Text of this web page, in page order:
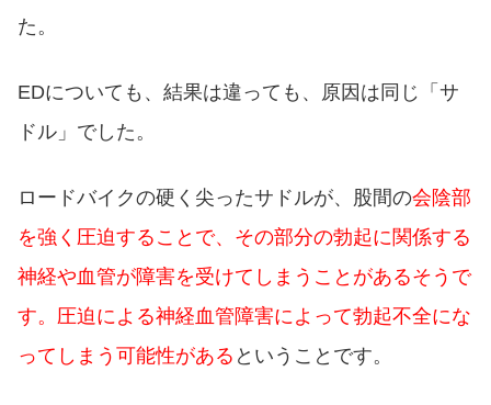
た。
EDについても、結果は違っても、原因は同じ「サ
ドル」でした。
ロードバイクの硬く尖ったサドルが、股間の会陰部
を強く圧迫することで、その部分の勃起に関係する
神経や血管が障害を受けてしまうことがあるそうで
す。圧迫による神経血管障害によって勃起不全にな
ってしまう可能性がある ということです。